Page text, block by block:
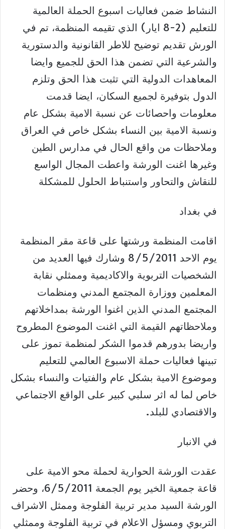
النشاط ضمن فعاليات اسبوع الحملة العالمية
للتعليم (2-8 ايار) الذي تقيمه المنظمة، تم في
الورش تقديم توضيح للاطر القانونية والدستورية
والشرعية التي تضمن هذا الحق للجميع وايضا
المعاهدات الدولية التي تثبت هذا الحق وتلزم
الدول بتوفيرة لجميع السكان، ايضا قدمت
معلومات واحصائات عن نسبة الامية بشكل عام
ونسبة الامية بين النساء بشكل خاص في العراق
وملاحظات من واقع الحال في مدارس الطين
وغيرها اغنت الورشة واعطت المجال الواسع
للنقاش والتحاور واستنباط الحلول للمشكلة
في بغداد
اقامت المنظمة ورشتها على قاعة مقر المنظمة
يوم الاحد 8/5/2011 وشارك فيها العديد من
الشخصيات التربوية والاكاديمية وممثلي نقابة
المعلمين ووزارة المجتمع المدني ومنظمات
المجتمع المدني الذين اغنوا الورشة بمداخلاتهم
وملاحظاتهم القيمة التي اغنت الموضوع المطروح
واريضا بدورهم قدموا الشكر لمنظمة تموز على
تبينها فعاليات حملة الاسبوع العالمي للتعليم
وموضوع الامية بشكل عام والفتيات والنساء بشكل
خاص لما له اثر سلبي كبير على الواقع الاجتماعي
والاقتصادي للبلد.
في الانبار
عقدت الورشة الحوارية لحملة محو الامية على
قاعة جمعية الخير يوم الجمعة 6/5/2011، وحضر
الورشة السيد مدير تربية الفلوجة وممثل الاشراف
التربوي ومسؤل الاعلام في تربية الفلوجة وممثلي